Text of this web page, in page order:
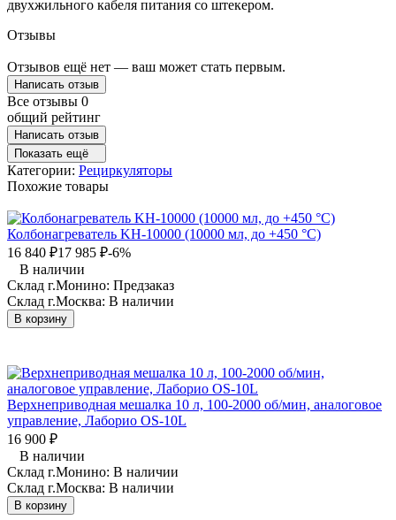
двухжильного кабеля питания со штекером.
Отзывы
Отзывов ещё нет — ваш может стать первым.
Написать отзыв
Все отзывы 0
общий рейтинг
Написать отзыв
Показать ещё
Категории: Рециркуляторы
Похожие товары
Колбонагреватель KН-10000 (10000 мл, до +450 °C)
16 840 ₽17 985 ₽-6%
В наличии
Склад г.Монино: Предзаказ
Склад г.Москва: В наличии
В корзину
Верхнеприводная мешалка 10 л, 100-2000 об/мин, аналоговое
управление, Лаборио OS-10L
16 900 ₽
В наличии
Склад г.Монино: В наличии
Склад г.Москва: В наличии
В корзину